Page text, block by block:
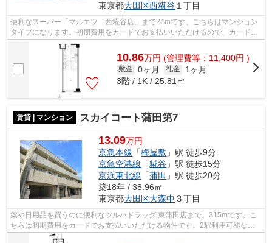
東京都大田区西糀谷１丁目
便利なスーパー「マルエツ 西糀谷店」まで24mです。こちらはマンション
タイプになります。初期費用をカードでお支払いいただけるので、カードで
決済したい方にもおすすめです。共用部...
10.86万円 (管理費等：11,400円 )
敷金 0ヶ月 礼金
1ヶ月
3階 / 1K / 25.81㎡
賃貸 | マンション スカイコート蒲田第7
13.09万円
京急本線 「梅屋敷 」駅 徒歩9分
京急空港線 「糀谷 」駅 徒歩15分
京浜東北線 「蒲田 」駅 徒歩20分
築18年 / 38.96㎡
東京都大田区大森中 ３丁目
薬や日用品を買うのに便利なツルハドラッグ 東蒲田店まで、315mです。こ
ちらは初期費用をカードでお支払いいただける物件です。2駅利用可能なの
で、用途や行き先に応じて経路を選択で...